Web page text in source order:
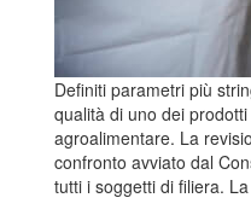
Definiti parametri più
qualità di uno dei
agroalimentare. La
confronto avviato dal
tutti i soggetti di filiera.